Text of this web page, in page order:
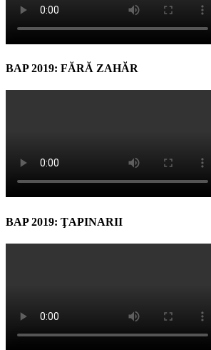
BAP 2019: FĂRĂ ZAHĂR
BAP 2019: ŢAPINARII